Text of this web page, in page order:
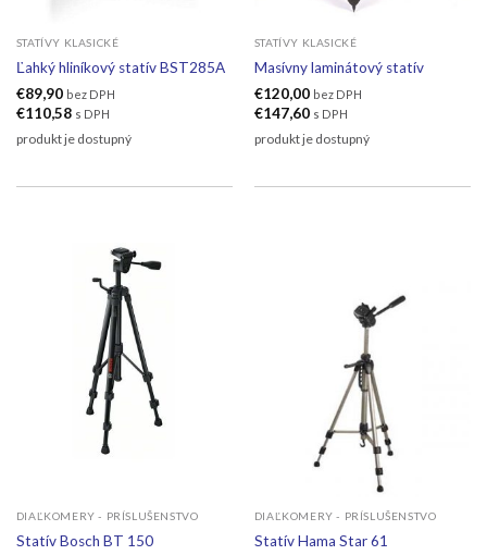
STATÍVY KLASICKÉ
Ľahký hliníkový statív BST285A
€89,90 bez DPH
€110,58 s DPH
produkt je dostupný
STATÍVY KLASICKÉ
Masívny laminátový statív
€120,00 bez DPH
€147,60 s DPH
produkt je dostupný
DIAĽKOMERY - PRÍSLUŠENSTVO
Statív Bosch BT 150
DIAĽKOMERY - PRÍSLUŠENSTVO
Statív Hama Star 61